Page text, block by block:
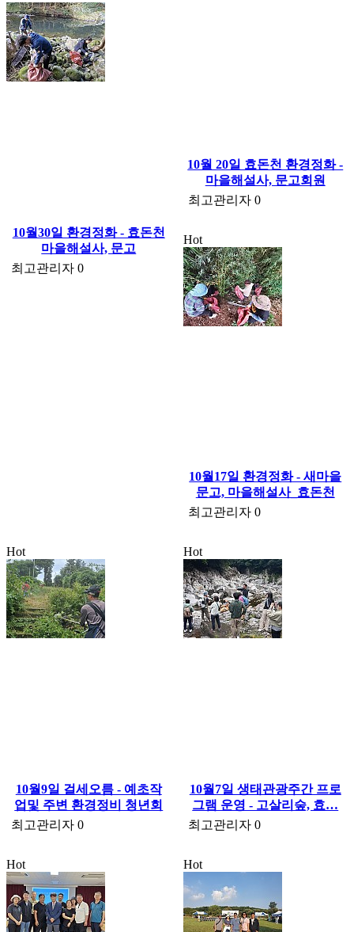
10월30일 환경정화 - 효돈천
마을해설사, 문고
최고관리자 0
10월 20일 효돈천 환경정화 -
마을해설사, 문고회원
최고관리자 0
Hot
10월17일 환경정화 - 새마을
문고, 마을해설사_효돈천
최고관리자 0
Hot
10월9일 걸세오름 - 예초작
업및 주변 환경정비 청년회
최고관리자 0
Hot
10월7일 생태관광주간 프로
그램 운영 - 고살리숲, 효…
최고관리자 0
Hot Hot